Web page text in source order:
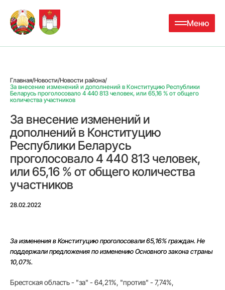
Меню
Главная/Новости/Новости района/
За внесение изменений и дополнений в Конституцию Республики
Беларусь проголосовало 4 440 813 человек, или 65,16 % от общего
количества участников
За внесение изменений и
дополнений в Конституцию
Республики Беларусь
проголосовало 4 440 813 человек,
или 65,16 % от общего количества
участников
28.02.2022
За изменения в Конституцию проголосовали 65,16% граждан. Не
поддержали предложения по изменению Основного закона страны
10,07%.
Брестская область - "за" - 64,21%, "против" - 7,74%,